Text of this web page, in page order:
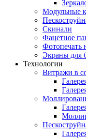
Модульные
Скинали
Фацетное
Фотопечать
Экраны для
Технологии
Витражи в